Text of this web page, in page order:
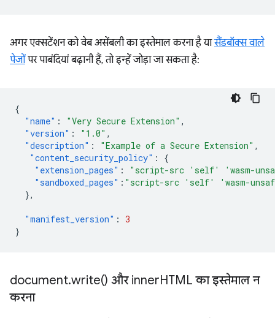
अगर एक्सटेंशन को वेब असेंबली का इस्तेमाल करना है यासैंडबॉक्स वाले
पेजोंपर पाबंदियां बढ़ानी हैं, तो इन्हें जोड़ा जा सकता है:
{
"name" : "Very Secure Extension" ,
"version" : "1.0" ,
"description" : "Example of a Secure Extension" ,
"content_security_policy" :
{
"extension_pages" :
"script-src 'self' 'wasm-
"sandboxed_pages" : "script-src 'self' 'wasm-
},
"manifest_version" : 3
}
document.write() और innerHTML का इस्तेमाल न
करना